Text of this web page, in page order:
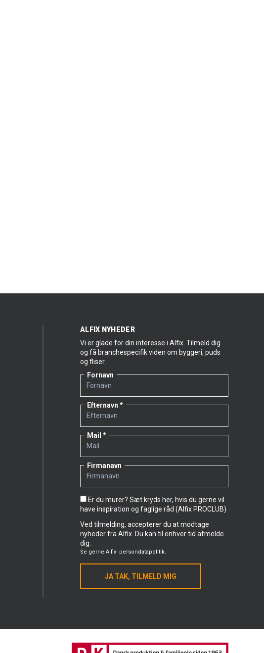
ALFIX NYHEDER
Vi er glade for din interesse i Alfix. Tilmeld dig
og få branchespecifik viden om byggeri, puds
og fliser.
Fornavn
Efternavn
Mail
Firmanavn
Er du murer? Sæt kryds her, hvis du gerne vil
have inspiration og faglige råd (Alfix PROCLUB)
Ved tilmelding, accepterer du at modtage
nyheder fra Alfix. Du kan til enhver tid afmelde
dig.
Se gerne Alfix' persondatapolitik.
JA TAK, TILMELD MIG